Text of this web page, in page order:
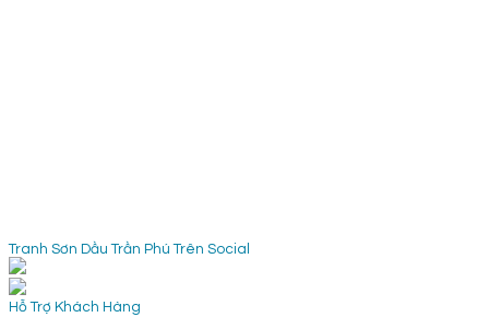
Tranh Sơn Dầu Trần Phú Trên Social
Hỗ Trợ Khách Hàng